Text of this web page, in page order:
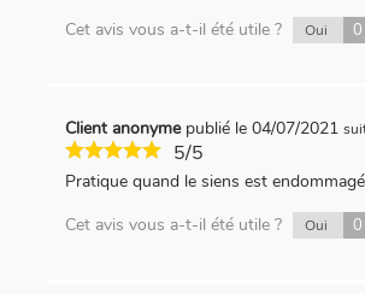
Cet avis vous a-t-il été utile ?
Oui 0
Client anonyme publié le 04/07/2021
5/5
Pratique quand le siens est endommagé
Cet avis vous a-t-il été utile ?
Oui 0